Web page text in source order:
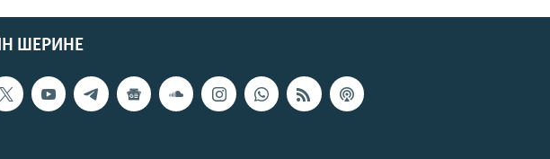
ШЕРИНЕ